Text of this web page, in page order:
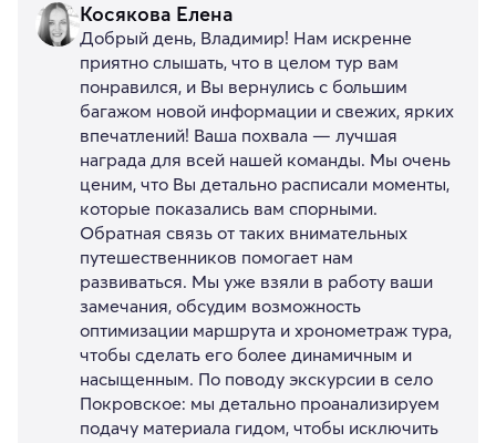
Косякова Елена
Добрый день, Владимир! Нам искренне
приятно слышать, что в целом тур вам
понравился, и Вы вернулись с большим
багажом новой информации и свежих, ярких
впечатлений! Ваша похвала — лучшая
награда для всей нашей команды. Мы очень
ценим, что Вы детально расписали моменты,
которые показались вам спорными.
Обратная связь от таких внимательных
путешественников помогает нам
развиваться. Мы уже взяли в работу ваши
замечания, обсудим возможность
оптимизации маршрута и хронометраж тура,
чтобы сделать его более динамичным и
насыщенным. По поводу экскурсии в село
Покровское: мы детально проанализируем
подачу материала гидом, чтобы исключить